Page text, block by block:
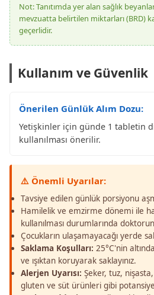
Not: Tanıtımda yer alan sağlık
mevzuatta belirtilen miktarları (BRD)
geçerlidir.
Kullanım ve Güvenlik
Önerilen Günlük Alım Dozu:
Yetişkinler için günde 1 tabletin
kullanılması önerilir.
⚠️ Önemli Uyarılar:
Tavsiye edilen günlük porsiyonu
Hamilelik ve emzirme dönemi ile
kullanılması durumlarında
Çocukların ulaşamayacağı yerde
Saklama Koşulları: 25°C'nin
ve ışıktan koruyarak saklayınız.
Alerjen Uyarısı: Şeker, tuz,
gluten ve süt ürünleri gibi